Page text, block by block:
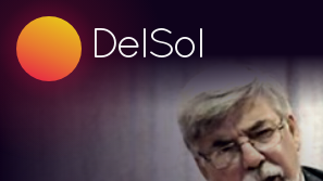
DelSol
99.5 FM